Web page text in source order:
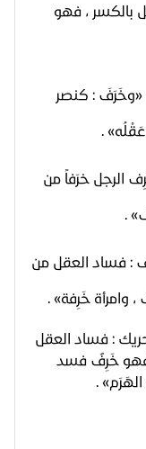
بالكسر ، فهو
المحيط (1/1038) : «وخَرَفَ : كنصر
.
(ص89) : «وخَرِف الرجل خرَفاً من
.
(1/308) : «الخَرَف : فساد العقل من
وامرأة خَرِفة» .
بالتحريك : فساد العقل
فهو خَرِفٌ فسد
.